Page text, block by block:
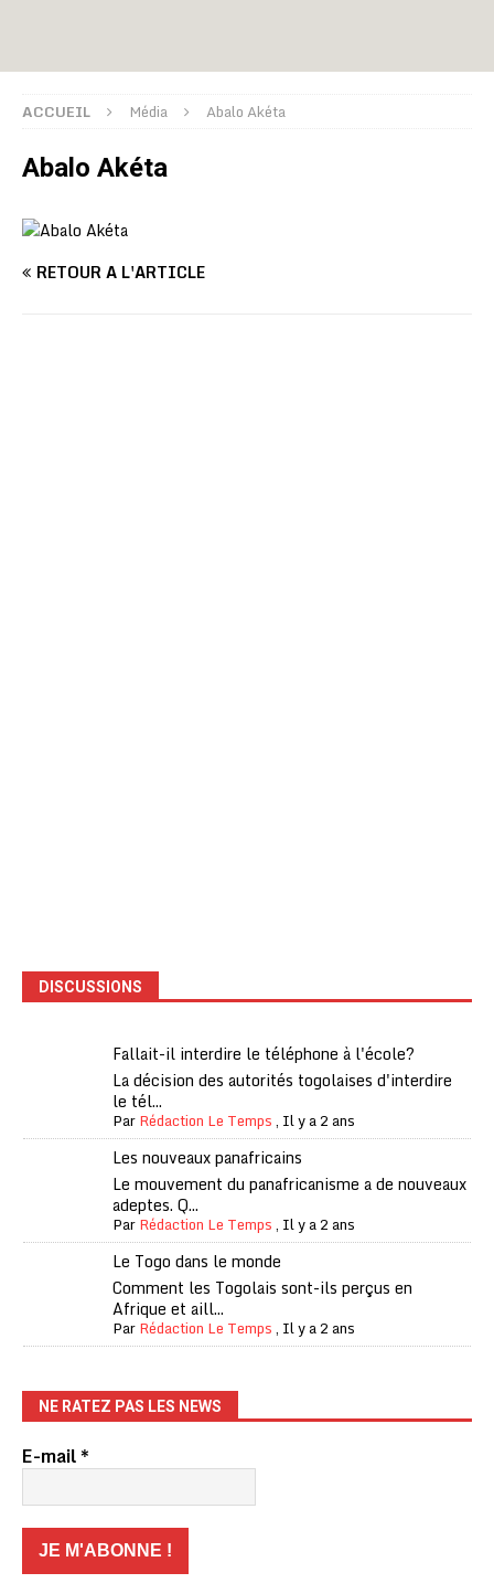
ACCUEIL Média Abalo Akéta
Abalo Akéta
RETOUR À L'ARTICLE
DISCUSSIONS
Fallait-il interdire le téléphone à l'école?
La décision des autorités togolaises d'interdire
le tél...
ParRédaction Le Temps, Il y a 2 ans
Les nouveaux panafricains
Le mouvement du panafricanisme a de nouveaux
adeptes. Q...
ParRédaction Le Temps, Il y a 2 ans
Le Togo dans le monde
Comment les Togolais sont-ils perçus en
Afrique et aill...
ParRédaction Le Temps, Il y a 2 ans
NE RATEZ PAS LES NEWS
E-mail*